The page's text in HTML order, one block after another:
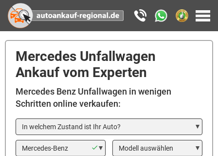
Mercedes Unfallwagen
Ankauf vom Experten
Mercedes Benz Unfallwagen in wenigen
Schritten online verkaufen:
In welchem Zustand ist Ihr Auto?
Marke Modell